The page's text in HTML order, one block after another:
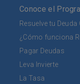
Conoce el
Resuelve tu Deuda
¿Cómo funciona
Pagar Deudas
Leva Invierte
La Tasa